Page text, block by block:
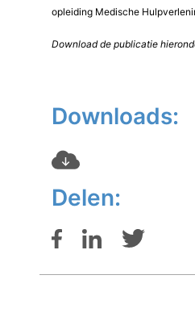
opleiding Medische
Download de publicatie
Downloads:
Delen: